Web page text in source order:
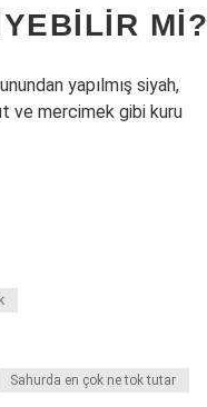
MI?
yapılmış siyah,
ve mercimek gibi kuru
Sahurda en çok ne tok tutar